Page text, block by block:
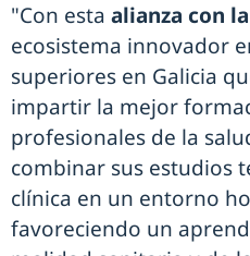
"Con esta alianza con
ecosistema innovador
superiores en Galicia
impartir la mejor
profesionales de la
combinar sus estudios
clínica en un entorno
favoreciendo un